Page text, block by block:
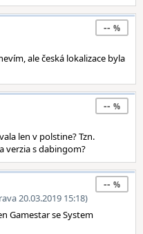
--
ale česká lokalizace byla
--
len v polstine? Tzn.
verzia s dabingom?
20.03.2019 15:18)
--
Gamestar se System